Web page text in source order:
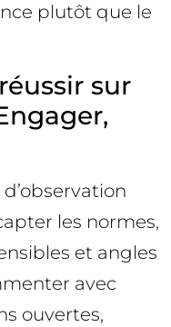
plutôt que le
sur
les normes,
et angles
avec
ouvertes,